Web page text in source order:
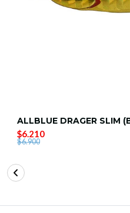
ALLBLUE DRAGER SLIM
$6.210
$6.900